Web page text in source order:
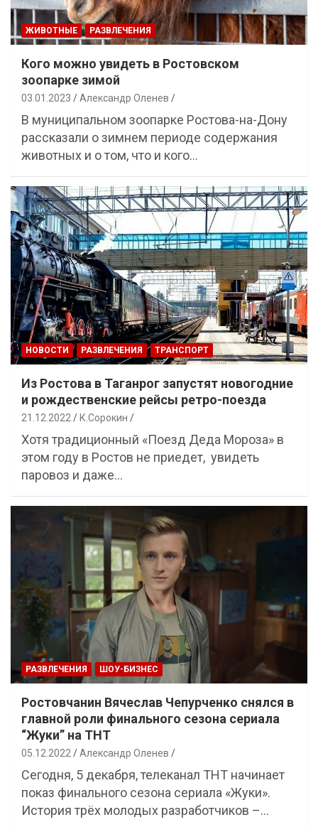
ЖИВОТНЫЕ РАЗВЛЕЧЕНИЯ
Кого можно увидеть в Ростовском
зоопарке зимой
03.01.2023 Александр Оленев
В муниципальном зоопарке Ростова-на-Дону
рассказали о зимнем периоде содержания
животных и о том, что и кого…
НОВОСТИ РАЗВЛЕЧЕНИЯ ТРАНСПОРТ
Из Ростова в Таганрог запустят новогодние
и рождественские рейсы ретро-поезда
21.12.2022 К.Сорокин
Хотя традиционный «Поезд Деда Мороза» в
этом году в Ростов не приедет, увидеть
паровоз и даже…
РАЗВЛЕЧЕНИЯ ШОУ-БИЗНЕС
Ростовчанин Вячеслав Чепурченко снялся в
главной роли финального сезона сериала
“Жуки” на ТНТ
05.12.2022 Александр Оленев
Сегодня, 5 декабря, телеканал ТНТ начинает
показ финального сезона сериала «Жуки».
История трёх молодых разработчиков –…